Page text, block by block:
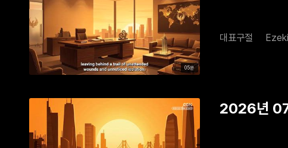
05분
대표구절
2026년